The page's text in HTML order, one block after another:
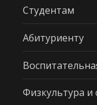
Студентам
Абитуриенту
Физкультура и